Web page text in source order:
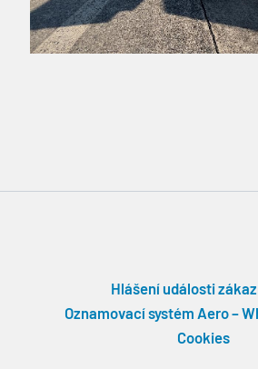
Hlášení události
Oznamovací systém Aero –
Cookies